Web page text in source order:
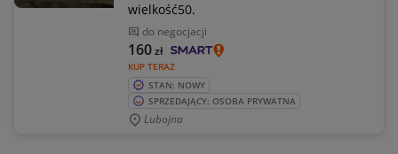
wielkość50.
do negocjacji
KUP TERAZ
160zł
STAN: NOWY
SPRZEDAJĄCY: OSOBA PRYWATNA
Lubojna